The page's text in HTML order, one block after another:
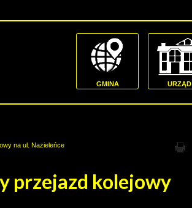
GMINA URZĄD
na ul. Nazieleńce
przejazd kolejowy